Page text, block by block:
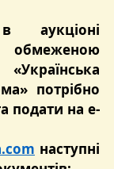
аукціоні
«Українська
потрібно
подати на e-
наступні